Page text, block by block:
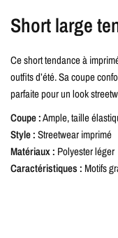
Short large
Ce short tendance à
outfits d’été. Sa coupe
parfaite pour un look
Coupe :Ample, taille
Style :Streetwear imprimé
Matériaux : Polyester léger
Caractéristiques : Motifs